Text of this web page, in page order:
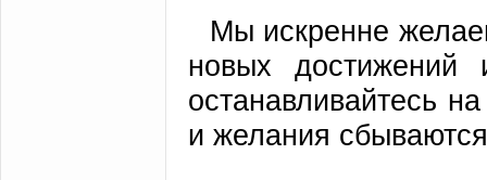
Мы искренне
новых достижений
останавливайтесь
и желания